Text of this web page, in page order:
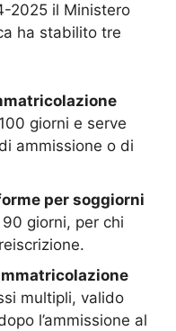
2025 il Ministero
ha stabilito tre
giorni e serve
ammissione o di
per soggiorni
giorni, per chi
multipli, valido
l’ammissione al